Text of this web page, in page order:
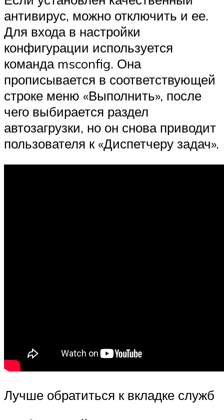
антивирус, можно отключить и ее.
Для входа в настройки
конфигурации используется
команда msconfig. Она
прописывается в соответствующей
строке меню «Выполнить», после
чего выбирается раздел
автозагрузки, но он снова приводит
пользователя к «Диспетчеру задач».
Лучше обратиться к вкладке служб